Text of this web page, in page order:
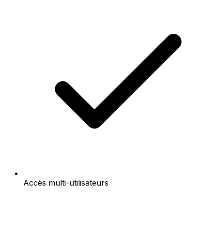
Accès multi-utilisateurs